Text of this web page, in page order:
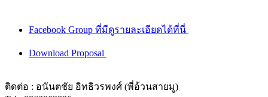
Facebook Group ที่มีดูรายละเอียดได้ที่นี่
Download Proposal
ติดต่อ : อนันตชัย อิทธิวรพงศ์ (พี่อ้วนสายมู)